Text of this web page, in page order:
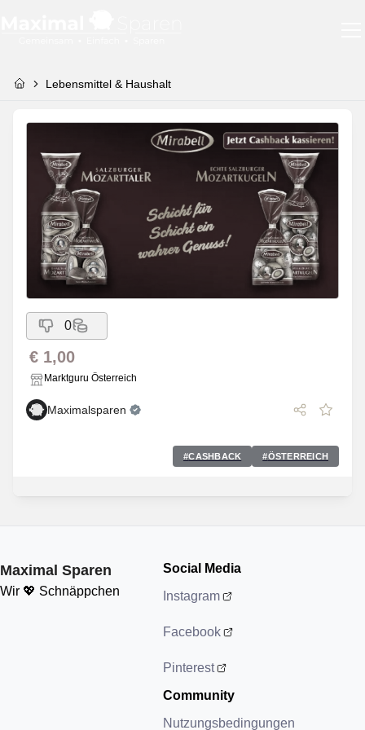
Lebensmittel & Haushalt
0
€ 1,00
Marktguru Österreich
Maximalsparen
#CASHBACK #ÖSTERREICH
Maximal Sparen
Wir 💖 Schnäppchen
Social Media
Instagram
Facebook
Pinterest
Community
Nutzungsbedingungen